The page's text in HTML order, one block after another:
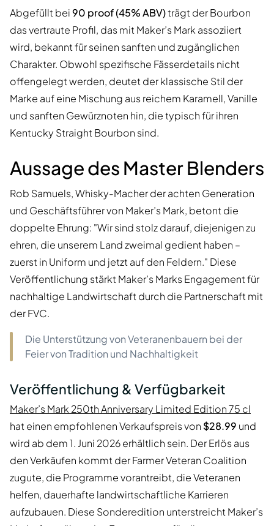
Abgefüllt bei90 proof (45% ABV)trägt der Bourbon
das vertraute Profil, das mit Maker’s Mark assoziiert
wird, bekannt für seinen sanften und zugänglichen
Charakter. Obwohl spezifische Fässerdetails nicht
offengelegt werden, deutet der klassische Stil der
Marke auf eine Mischung aus reichem Karamell, Vanille
und sanften Gewürznoten hin, die typisch für ihren
Kentucky Straight Bourbon sind.
Aussage des Master Blenders
Rob Samuels, Whisky-Macher der achten Generation
und Geschäftsführer von Maker’s Mark, betont die
doppelte Ehrung: "Wir sind stolz darauf, diejenigen zu
ehren, die unserem Land zweimal gedient haben –
zuerst in Uniform und jetzt auf den Feldern." Diese
Veröffentlichung stärkt Maker’s Marks Engagement für
nachhaltige Landwirtschaft durch die Partnerschaft mit
der FVC.
Die Unterstützung von Veteranenbauern bei der
Feier von Tradition und Nachhaltigkeit
Veröffentlichung & Verfügbarkeit
Maker’s Mark 250th Anniversary Limited Edition 75 cl
hat einen empfohlenen Verkaufspreis von $28.99 und
wird ab dem 1. Juni 2026 erhältlich sein. Der Erlös aus
den Verkäufen kommt der Farmer Veteran Coalition
zugute, die Programme vorantreibt, die Veteranen
helfen, dauerhafte landwirtschaftliche Karrieren
aufzubauen. Diese Sonderedition unterstreicht Maker’s